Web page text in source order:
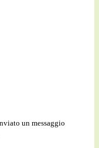
un messaggio